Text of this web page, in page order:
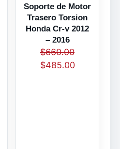
Soporte de Motor
Trasero Torsion
Honda Cr-v 2012
– 2016
$660.00
$485.00